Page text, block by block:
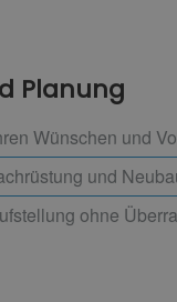
Planung
Wünschen und
und
ohne